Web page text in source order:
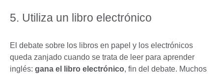
5. Utiliza un libro electrónico
El debate sobre los libros en papel y los electrónicos
queda zanjado cuando se trata de leer para aprender
inglés: gana el libro electrónico, fin del debate. Muchos